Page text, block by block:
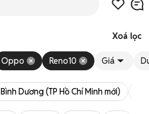
Xoá lọc
Oppo Reno10 Giá
Bình Dương (TP Hồ Chí Minh mới)